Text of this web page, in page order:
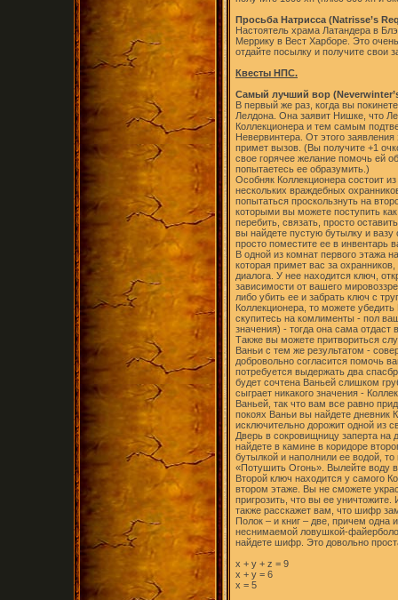
Просьба Натрисса (Natrisse’s
Настоятель храма Латандера в
Меррику в Вест Харборе. Это
отдайте посылку и получите свои
Квесты НПС.
Самый лучший вор
В первый же раз, когда вы
Лелдона. Она заявит Нишке, что
Коллекционера и тем самым
Невервинтера. От этого
примет вызов. (Вы получите +1
свое горячее желание помочь ей
попытаетесь ее образумить.)
Особняк Коллекционера состоит
нескольких враждебных
попытаться проскользнуть на
которыми вы можете поступить
перебить, связать, просто
вы найдете пустую бутылку и вазу
просто поместите ее в инвентарь
В одной из комнат первого этажа
которая примет вас за
диалога. У нее находится ключ,
зависимости от вашего
либо убить ее и забрать ключ с
Коллекционера, то можете
скупитесь на комлименты - пол
значения) - тогда она сама отдаст
Также вы можете притвориться
Ваньи с тем же результатом -
добровольно согласится помочь
потребуется выдержать два
будет сочтена Ваньей слишком
сыграет никакого значения -
Ваньей, так что вам все равно
покоях Ваньи вы найдете дневник
исключительно дорожит одной из
Дверь в сокровищницу заперта
найдете в камине в коридоре
бутылкой и наполнили ее водой,
«Потушить Огонь». Вылейте воду
Второй ключ находится у самого
втором этаже. Вы не сможете
пригрозить, что вы ее
также расскажет вам, что шифр
Полок – и книг – две, причем одна
неснимаемой ловушкой-
найдете шифр. Это довольно
x + y + z = 9
x + y = 6
x = 5